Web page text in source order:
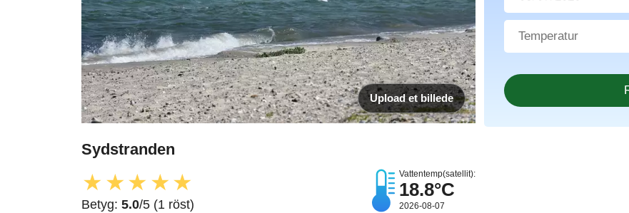
Upload et billede
Sydstranden
★ ★★ ★★
Betyg: 5.0/5 (1 röst)
Vattentemp(satellit):
18.8°C
2026-08-07